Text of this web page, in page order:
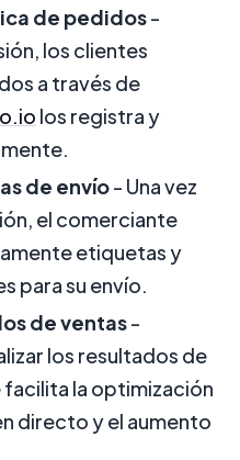
de pedidos-
los clientes
a través de
los registra y
de envío- Una vez
el comerciante
etiquetas y
para su envío.
de ventas-
los resultados de
facilita la optimización
directo y el aumento